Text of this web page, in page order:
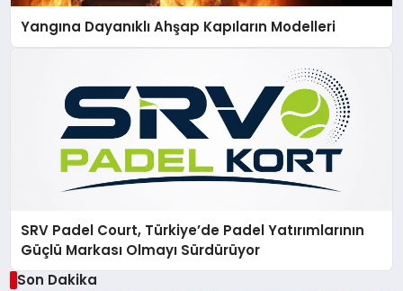
Yangına Dayanıklı Ahşap Kapıların Modelleri
SRV Padel Court, Türkiye’de Padel Yatırımlarının
Güçlü Markası Olmayı Sürdürüyor
Son Dakika